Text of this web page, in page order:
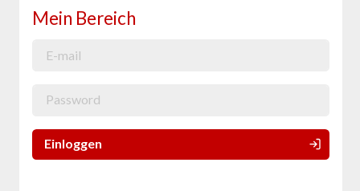
Mein Bereich
Einloggen